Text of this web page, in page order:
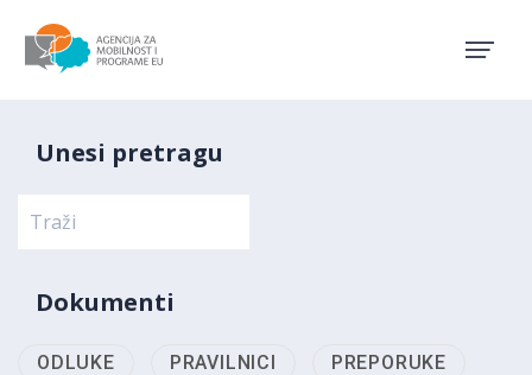
Unesi pretragu
Dokumenti
ODLUKE PRAVILNICI PREPORUKE